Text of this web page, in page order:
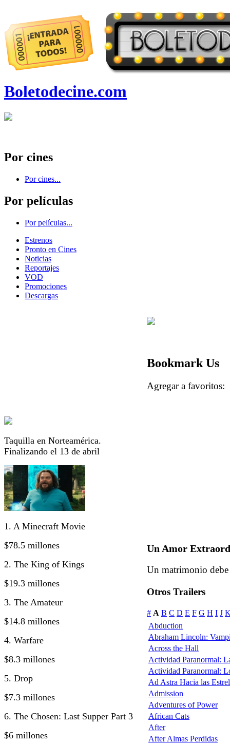
Boletodecine.com
Por cines
Por cines...
Por películas
Por películas...
Estrenos
Pronto en Cines
Noticias
Reportajes
VOD
Promociones
Descargas
Taquilla en Norteamérica.
Finalizando el 13 de abril
1. A Minecraft Movie
$78.5 millones
2. The King of Kings
$19.3 millones
3. The Amateur
$14.8 millones
4. Warfare
$8.3 millones
5. Drop
$7.3 millones
6. The Chosen: Last Supper Part 3
$6 millones
Bookmark Us
Agregar a
Un Amor
Un matrimonio debe
Otros Trailers
# A B C D E F G H I J
Abduction
Abraham Lincoln:
Across the Hall
Actividad Paranormal:
Actividad Paranormal:
Ad Astra Hacia las
Admission
Adventures of Power
African Cats
After
After Almas Perdidas